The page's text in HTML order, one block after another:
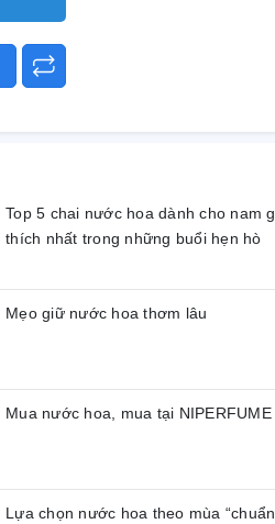
Top 5 chai nước hoa dành cho nam
thích nhất trong những buổi hẹn hò
Mẹo giữ nước hoa thơm lâu
Mua nước hoa, mua tại NIPERFUME
Lựa chọn nước hoa theo mùa